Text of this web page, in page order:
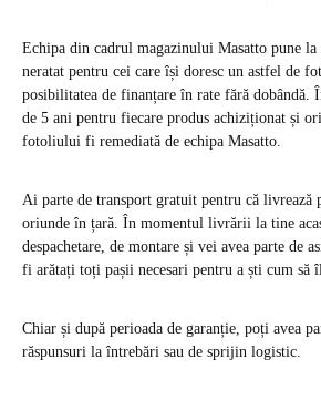
Echipa din cadrul magazinului Masatto pune
neratat pentru cei care își doresc un astfel de
posibilitatea de finanțare în rate fără dobândă.
de 5 ani pentru fiecare produs achiziționat și
fotoliului fi remediată de echipa Masatto.
Ai parte de transport gratuit pentru că livrează
oriunde în țară. În momentul livrării la tine
despachetare, de montare și vei avea parte de
fi arătați toți pașii necesari pentru a ști cum să
Chiar și după perioada de garanție, poți avea
răspunsuri la întrebări sau de sprijin logistic.